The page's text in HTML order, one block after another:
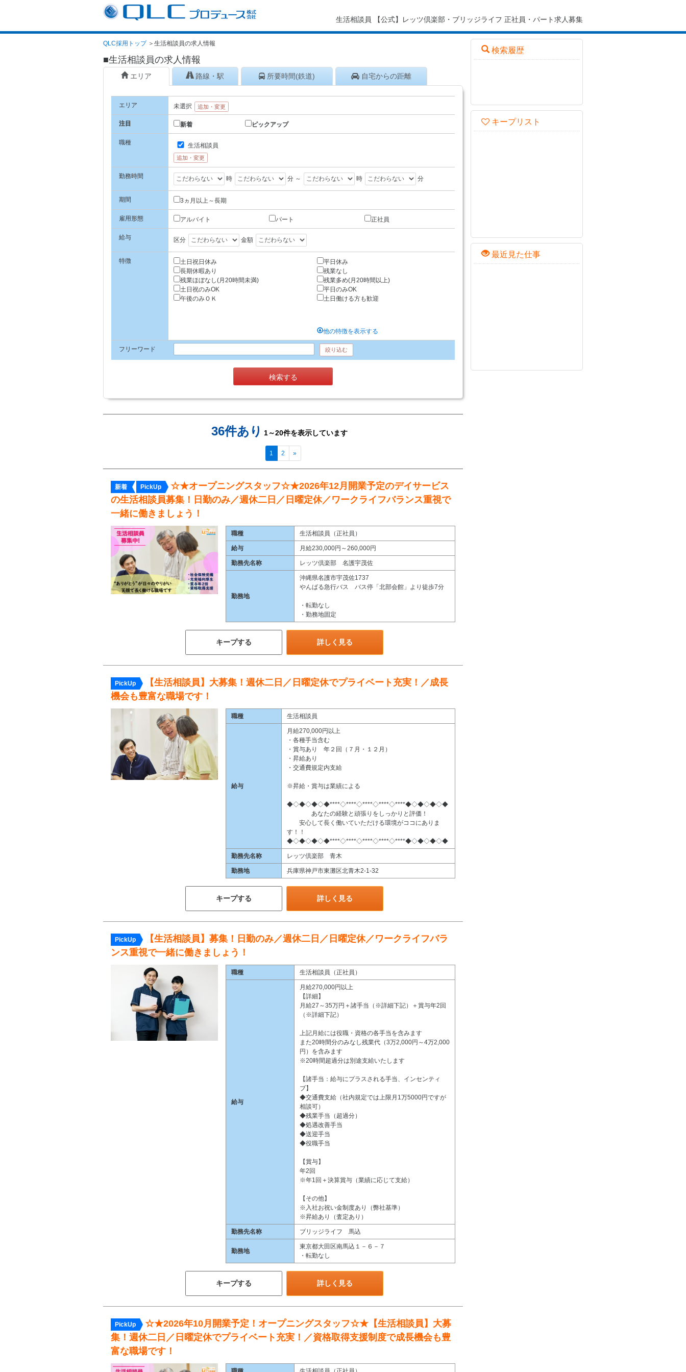
生活相談員 【公式】レッツ倶楽部・ブリッジライフ 正社員・パート求人募集
QLC採用トップ ＞ 生活相談員の求人情報
■生活相談員の求人情報
エリア 路線・駅 所要時間(鉄道) 自宅からの距離
エリア 未選択 追加・変更
注目 新着 ピックアップ
職種 生活相談員
追加・変更
勤務時間 時 分 ～ 時 分
期間 3ヵ月以上～長期
雇用形態 アルバイト パート 正社員
給与 区分 金額
特徴 土日祝日休み
平日休み
長期休暇あり
残業なし
残業ほぼなし(月20時間未満)
残業多め(月20時間以上)
土日祝のみOK
平日のみOK
午後のみＯＫ
土日働ける方も歓迎
他の特徴を表示する
フリーワード 絞り込む
検索する
36件あり 1～20件を表示しています
1 2 »
新着 PickUp
☆★オープニングスタッフ☆★2026年12月開業予定のデイサービス
の生活相談員募集！日勤のみ／週休二日／日曜定休／ワークライフバランス重視で
一緒に働きましょう！
職種 生活相談員（正社員）
給与 月給230,000円～260,000円
勤務先名称 レッツ倶楽部 名護宇茂佐
勤務地
沖縄県名護市宇茂佐1737
やんばる急行バス バス停「北部会館」より徒歩7分
・転勤なし
・勤務地固定
キープする 詳しく見る
PickUp
【生活相談員】大募集！週休二日／日曜定休でプライベート充実！／成長
機会も豊富な職場です！
職種 生活相談員
給与
月給270,000円以上
・各種手当含む
・賞与あり 年２回（７月・１２月）
・昇給あり
・交通費規定内支給
※昇給・賞与は業績による
◆◇◆◇◆◇◆****◇****◇****◇****◇****◆◇◆◇◆◇◆
あなたの経験と頑張りをしっかりと評価！
安心して長く働いていただける環境がココにありま
す！！
◆◇◆◇◆◇◆****◇****◇****◇****◇****◆◇◆◇◆◇◆
勤務先名称 レッツ倶楽部 青木
勤務地 兵庫県神戸市東灘区北青木2-1-32
キープする 詳しく見る
PickUp
【生活相談員】募集！日勤のみ／週休二日／日曜定休／ワークライフバラ
ンス重視で一緒に働きましょう！
職種 生活相談員（正社員）
給与
月給270,000円以上
【詳細】
月給27～35万円＋諸手当（※詳細下記）＋賞与年2回
（※詳細下記）
上記月給には役職・資格の各手当を含みます
また20時間分のみなし残業代（3万2,000円～4万2,000
円）を含みます
※20時間超過分は別途支給いたします
【諸手当：給与にプラスされる手当、インセンティ
ブ】
◆交通費支給（社内規定では上限月1万5000円ですが
相談可）
◆残業手当（超過分）
◆処遇改善手当
◆送迎手当
◆役職手当
【賞与】
年2回
※年1回＋決算賞与（業績に応じて支給）
【その他】
※入社お祝い金制度あり（弊社基準）
※昇給あり（査定あり）
勤務先名称 ブリッジライフ 馬込
勤務地
東京都大田区南馬込１－６－７
・転勤なし
キープする 詳しく見る
PickUp
☆★2026年10月開業予定！オープニングスタッフ☆★【生活相談員】大募
集！週休二日／日曜定休でプライベート充実！／資格取得支援制度で成長機会も豊
富な職場です！
検索履歴
キープリスト
最近見た仕事